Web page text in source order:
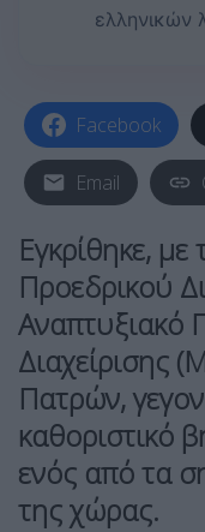
ελληνικών
Facebook
Email
Εγκρίθηκε,
Προεδρικού
Αναπτυξιακό
Διαχείρισης
Πατρών,
καθοριστικό
ενός από τα
της χώρας.